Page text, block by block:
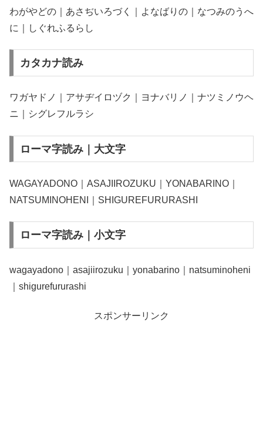
わがやどの｜あさぢいろづく｜よなばりの｜なつみのうへ
に｜しぐれふるらし
カタカナ読み
ワガヤドノ｜アサヂイロヅク｜ヨナバリノ｜ナツミノウヘ
ニ｜シグレフルラシ
ローマ字読み｜大文字
WAGAYADONO｜ASAJIIROZUKU｜YONABARINO｜
NATSUMINOHENI｜SHIGUREFURURASHI
ローマ字読み｜小文字
wagayadono｜asajiirozuku｜yonabarino｜natsuminoheni
｜shigurefururashi
スポンサーリンク